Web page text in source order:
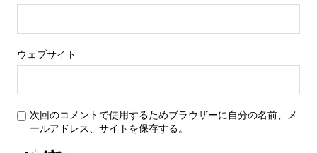
ウェブサイト
次回のコメントで使用するためブラウザーに自分の名前、メ
ールアドレス、サイトを保存する。